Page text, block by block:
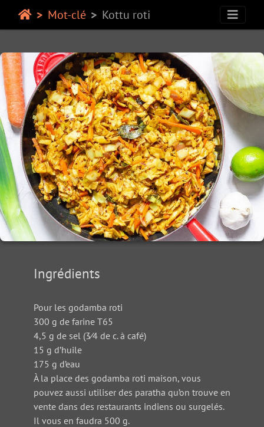
Mot-clé Kottu roti
Ingrédients
Pour les godamba roti
300 g de farine T65
4,5 g de sel (3⁄4 de c. à café)
15 g d’huile
175 g d’eau
À la place des godamba roti maison, vous
pouvez aussi utiliser des paratha qu’on trouve en
vente dans des restaurants indiens ou surgelés.
Il vous en faudra 500 g.